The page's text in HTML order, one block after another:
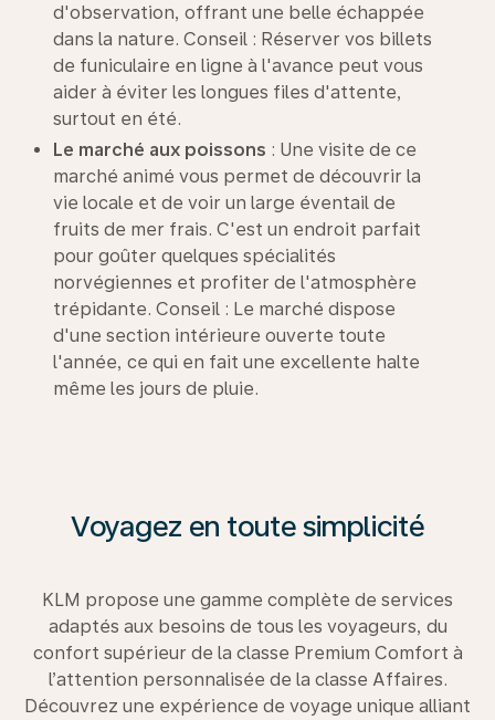
d'observation, offrant une belle échappée
dans la nature. Conseil : Réserver vos billets
de funiculaire en ligne à l'avance peut vous
aider à éviter les longues files d'attente,
surtout en été.
Le marché aux poissons : Une visite de ce
marché animé vous permet de découvrir la
vie locale et de voir un large éventail de
fruits de mer frais. C'est un endroit parfait
pour goûter quelques spécialités
norvégiennes et profiter de l'atmosphère
trépidante. Conseil : Le marché dispose
d'une section intérieure ouverte toute
l'année, ce qui en fait une excellente halte
même les jours de pluie.
Voyagez en toute simplicité
KLM propose une gamme complète de services
adaptés aux besoins de tous les voyageurs, du
confort supérieur de la classe Premium Comfort à
l’attention personnalisée de la classe Affaires.
Découvrez une expérience de voyage unique alliant